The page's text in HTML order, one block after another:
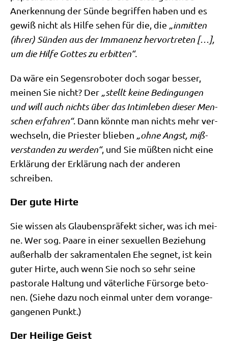
Aner­ken­nung der Sün­de begrif­fen haben und es
gewiß nicht als Hil­fe sehen für die, die „inmit­ten
(ihrer) Sün­den aus der Imma­nenz her­vor­tre­ten […],
um die Hil­fe Got­tes zu erbitten“.
Da wäre ein Segens­ro­bo­ter doch sogar bes­ser,
mei­nen Sie nicht? Der „stellt kei­ne Bedin­gun­gen
und will auch nichts über das Intim­le­ben die­ser Men­
schen erfah­ren“. Dann könn­te man nichts mehr ver­
wech­seln, die Prie­ster blie­ben „ohne Angst, miß­
ver­stan­den zu wer­den“, und Sie müß­ten nicht eine
Erklä­rung der Erklä­rung nach der ande­ren
schreiben.
Der gute Hirte
Sie wis­sen als Glau­bens­prä­fekt sicher, was ich mei­
ne. Wer sog. Paa­re in einer sexu­el­len Bezie­hung
außer­halb der sakra­men­ta­len Ehe seg­net, ist kein
guter Hir­te, auch wenn Sie noch so sehr sei­ne
pasto­ra­le Hal­tung und väter­li­che Für­sor­ge beto­
nen. (Sie­he dazu noch ein­mal unter dem vor­an­ge­
gan­ge­nen Punkt.)
Der Heilige Geist